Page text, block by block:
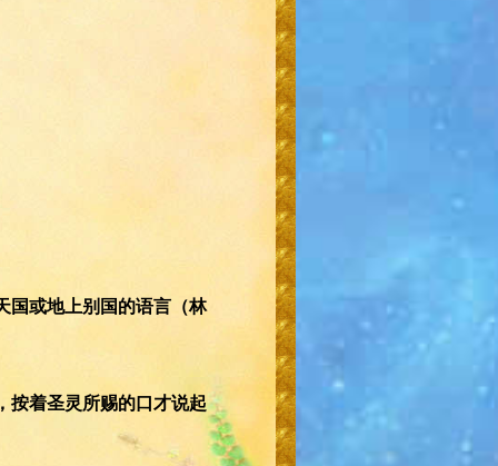
国或地上别国的语言（林
按着圣灵所赐的口才说起